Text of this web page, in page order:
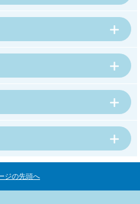
ジの先頭へ